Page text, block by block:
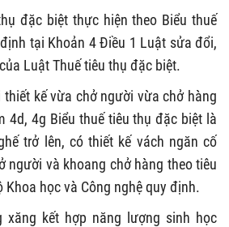
đặc biệt thực hiện theo Biểu thuế
tại Khoản 4 Điều 1 Luật sửa đổi,
Luật Thuế tiêu thụ đặc biệt.
kế vừa chở người vừa chở hàng
4d, 4g Biểu thuế tiêu thụ đặc biệt là
trở lên, có thiết kế vách ngăn cố
người và khoang chở hàng theo tiêu
Khoa học và Công nghệ quy định.
xăng kết hợp năng lượng sinh học